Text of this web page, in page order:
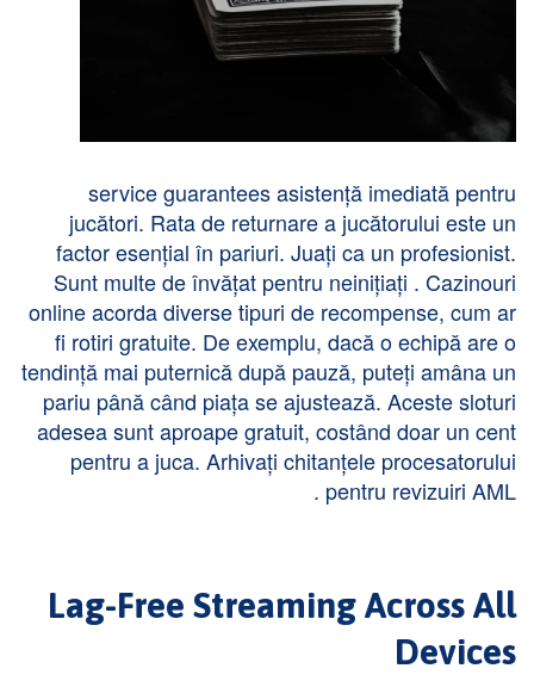
service guarantees asistență imediată pentru
jucători. Rata de returnare a jucătorului este un
factor esențial în pariuri. Juați ca un profesionist.
Sunt multe de învățat pentru neinițiați . Cazinouri
online acorda diverse tipuri de recompense, cum ar
fi rotiri gratuite. De exemplu, dacă o echipă are o
tendință mai puternică după pauză, puteți amâna un
pariu până când piața se ajustează. Aceste sloturi
adesea sunt aproape gratuit, costând doar un cent
pentru a juca. Arhivați chitanțele procesatorului
pentru revizuiri AML .
Lag-Free Streaming Across All
Devices